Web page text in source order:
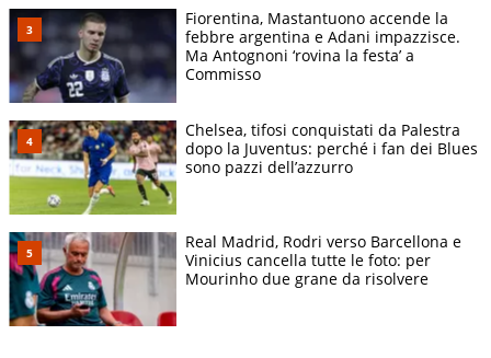
Fiorentina, Mastantuono accende la
febbre argentina e Adani impazzisce.
Ma Antognoni ‘rovina la festa’ a
Commisso
Chelsea, tifosi conquistati da Palestra
dopo la Juventus: perché i fan dei Blues
sono pazzi dell’azzurro
Real Madrid, Rodri verso Barcellona e
Vinicius cancella tutte le foto: per
Mourinho due grane da risolvere